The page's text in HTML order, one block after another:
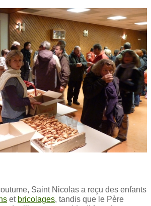
Saint Nicolas a reçu des enfants
et bricolages, tandis que le Père